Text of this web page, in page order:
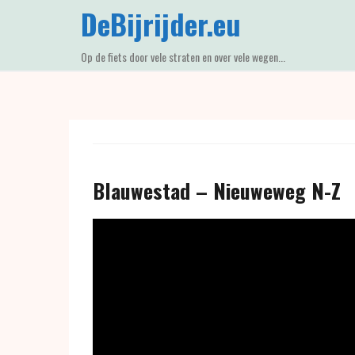
DeBijrijder.eu
Op de fiets door vele straten en over vele wegen...
Blauwestad – Nieuweweg N-Z